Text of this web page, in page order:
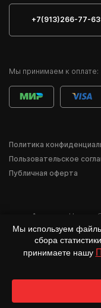
Главная Каталог
Мы принимаем к оплате:
+7(913)266-77-63
Политика
Пользовательское
Публичная оферта
Адрес: г.
*Деятельность компании
признана в
Мы используем
сбора
принимаете нашу